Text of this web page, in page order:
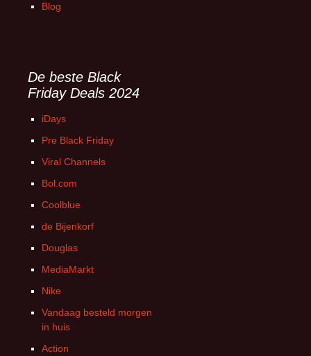
Blog
De beste Black
Friday Deals 2024
iDays
Pre Black Friday
Viral Channels
Bol.com
Coolblue
de Bijenkorf
Douglas
MediaMarkt
Nike
Vandaag besteld morgen
in huis
Action